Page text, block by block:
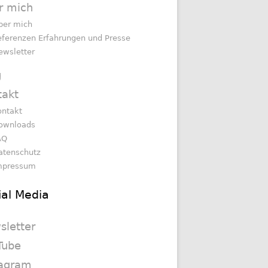
mich
mich
Erfahrungen und Presse
Media